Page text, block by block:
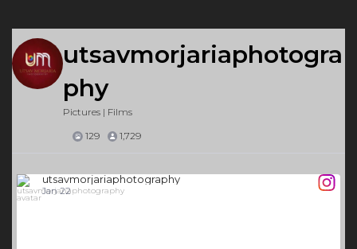
utsavmorjariaphotogra
phy
Pictures | Films
129
1,729
utsavmorjariaphotography
Jan 22